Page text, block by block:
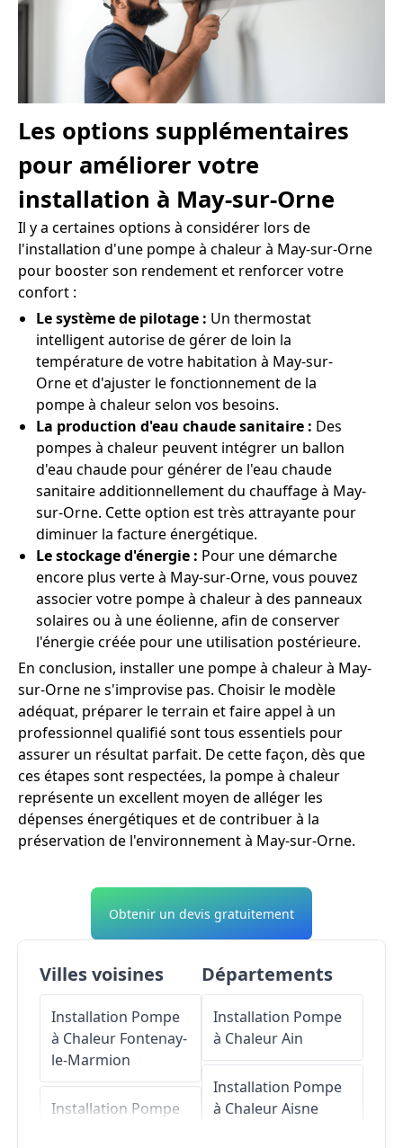
Les options supplémentaires
pour améliorer votre
installation à May-sur-Orne
Il y a certaines options à considérer lors de
l'installation d'une pompe à chaleur à May-sur-Orne
pour booster son rendement et renforcer votre
confort :
Le système de pilotage : Un thermostat
intelligent autorise de gérer de loin la
température de votre habitation à May-sur-
Orne et d'ajuster le fonctionnement de la
pompe à chaleur selon vos besoins.
La production d'eau chaude sanitaire : Des
pompes à chaleur peuvent intégrer un ballon
d'eau chaude pour générer de l'eau chaude
sanitaire additionnellement du chauffage à May-
sur-Orne. Cette option est très attrayante pour
diminuer la facture énergétique.
Le stockage d'énergie : Pour une démarche
encore plus verte à May-sur-Orne, vous pouvez
associer votre pompe à chaleur à des panneaux
solaires ou à une éolienne, afin de conserver
l'énergie créée pour une utilisation postérieure.
En conclusion, installer une pompe à chaleur à May-
sur-Orne ne s'improvise pas. Choisir le modèle
adéquat, préparer le terrain et faire appel à un
professionnel qualifié sont tous essentiels pour
assurer un résultat parfait. De cette façon, dès que
ces étapes sont respectées, la pompe à chaleur
représente un excellent moyen de alléger les
dépenses énergétiques et de contribuer à la
préservation de l'environnement à May-sur-Orne.
Obtenir un devis gratuitement
Villes voisines
Installation Pompe
à Chaleur Fontenay-
le-Marmion
Installation Pompe
Départements
Installation Pompe
à ChaleurAin
Installation Pompe
à ChaleurAisne